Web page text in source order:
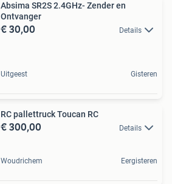
Absima SR2S 2.4GHz- Zender en
Ontvanger
€ 30,00 Details
Uitgeest Gisteren
RC pallettruck Toucan RC
€ 300,00 Details
Woudrichem Eergisteren